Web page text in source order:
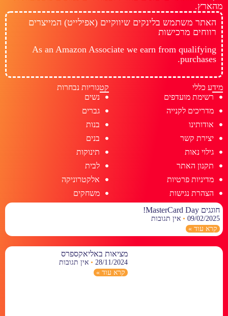
מהארץ.
האתר משתמש בלינקים שיווקיים (אפילייט) המייצרים
רווחים מרכישות
As an Amazon Associate we earn from qualifying
purchases.
מידע כללי
רשימת מועדפים
מדריכים לקנייה
אודותינו
יצירת קשר
גילוי נאות
תקנון האתר
מדיניות פרטיות
הצהרת נגישות
קטגוריות נבחרות
נשים
גברים
בנות
בנים
תינוקות
לבית
אלקטרוניקה
משחקים
חוגגים MasterCard Day!
09/02/2025
אין תגובות
קרא עוד »
מציאות באליאקספרס
28/11/2024 אין תגובות
קרא עוד »